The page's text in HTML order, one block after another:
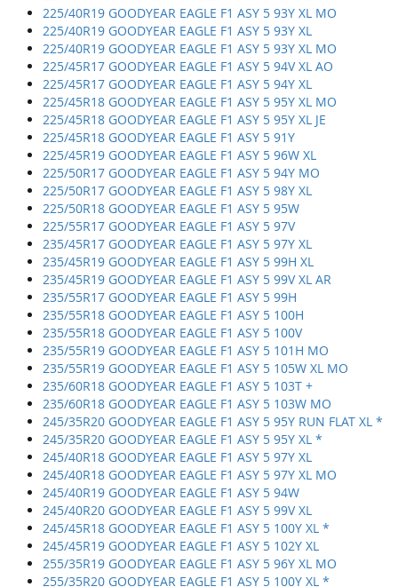
225/40R19 GOODYEAR EAGLE F1 ASY 5 93Y XL MO
225/40R19 GOODYEAR EAGLE F1 ASY 5 93Y XL
225/40R19 GOODYEAR EAGLE F1 ASY 5 93Y XL MO
225/45R17 GOODYEAR EAGLE F1 ASY 5 94V XL AO
225/45R17 GOODYEAR EAGLE F1 ASY 5 94Y XL
225/45R18 GOODYEAR EAGLE F1 ASY 5 95Y XL MO
225/45R18 GOODYEAR EAGLE F1 ASY 5 95Y XL JE
225/45R18 GOODYEAR EAGLE F1 ASY 5 91Y
225/45R19 GOODYEAR EAGLE F1 ASY 5 96W XL
225/50R17 GOODYEAR EAGLE F1 ASY 5 94Y MO
225/50R17 GOODYEAR EAGLE F1 ASY 5 98Y XL
225/50R18 GOODYEAR EAGLE F1 ASY 5 95W
225/55R17 GOODYEAR EAGLE F1 ASY 5 97V
235/45R17 GOODYEAR EAGLE F1 ASY 5 97Y XL
235/45R19 GOODYEAR EAGLE F1 ASY 5 99H XL
235/45R19 GOODYEAR EAGLE F1 ASY 5 99V XL AR
235/55R17 GOODYEAR EAGLE F1 ASY 5 99H
235/55R18 GOODYEAR EAGLE F1 ASY 5 100H
235/55R18 GOODYEAR EAGLE F1 ASY 5 100V
235/55R19 GOODYEAR EAGLE F1 ASY 5 101H MO
235/55R19 GOODYEAR EAGLE F1 ASY 5 105W XL MO
235/60R18 GOODYEAR EAGLE F1 ASY 5 103T +
235/60R18 GOODYEAR EAGLE F1 ASY 5 103W MO
245/35R20 GOODYEAR EAGLE F1 ASY 5 95Y RUN FLAT XL *
245/35R20 GOODYEAR EAGLE F1 ASY 5 95Y XL *
245/40R18 GOODYEAR EAGLE F1 ASY 5 97Y XL
245/40R18 GOODYEAR EAGLE F1 ASY 5 97Y XL MO
245/40R19 GOODYEAR EAGLE F1 ASY 5 94W
245/40R20 GOODYEAR EAGLE F1 ASY 5 99V XL
245/45R18 GOODYEAR EAGLE F1 ASY 5 100Y XL *
245/45R19 GOODYEAR EAGLE F1 ASY 5 102Y XL
255/35R19 GOODYEAR EAGLE F1 ASY 5 96Y XL MO
255/35R20 GOODYEAR EAGLE F1 ASY 5 100Y XL *